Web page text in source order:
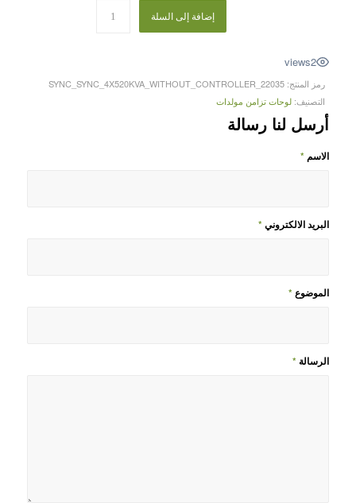
إضافة إلى السلة
2
views
رمز المنتج: 22035_SYNC_SYNC_4X520KVA_WITHOUT_CONTROLLER
التصنيف: لوحات تزامن مولدات
أرسل لنا رسالة
الاسم *
البريد الالكتروني*
الموضوع*
الرسالة *